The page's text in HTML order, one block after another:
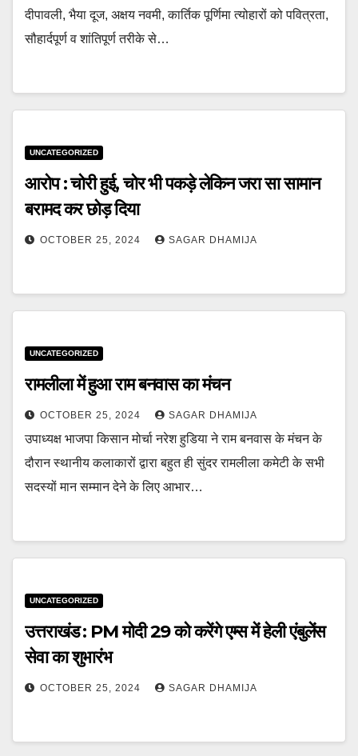
दीपावली, भैया दूज, अक्षय नवमी, कार्तिक पूर्णिमा त्योहारों को पवित्रता,
सौहार्दपूर्ण व शांतिपूर्ण तरीके से…
UNCATEGORIZED
आरोप : चोरी हुई, चोर भी पकड़े लेकिन जरा सा सामान
बरामद कर छोड़ दिया
OCTOBER 25, 2024 SAGAR DHAMIJA
UNCATEGORIZED
रामलीला में हुआ राम बनवास का मंचन
OCTOBER 25, 2024 SAGAR DHAMIJA
उपाध्यक्ष भाजपा किसान मोर्चा नरेश हुडिया ने राम बनवास के मंचन के
दौरान स्थानीय कलाकारों द्वारा बहुत ही सुंदर रामलीला कमेटी के सभी
सदस्यों मान सम्मान देने के लिए आभार…
UNCATEGORIZED
उत्तराखंड : PM मोदी 29 को करेंगे एम्स में हेली एंबुलेंस
सेवा का शुभारंभ
OCTOBER 25, 2024 SAGAR DHAMIJA